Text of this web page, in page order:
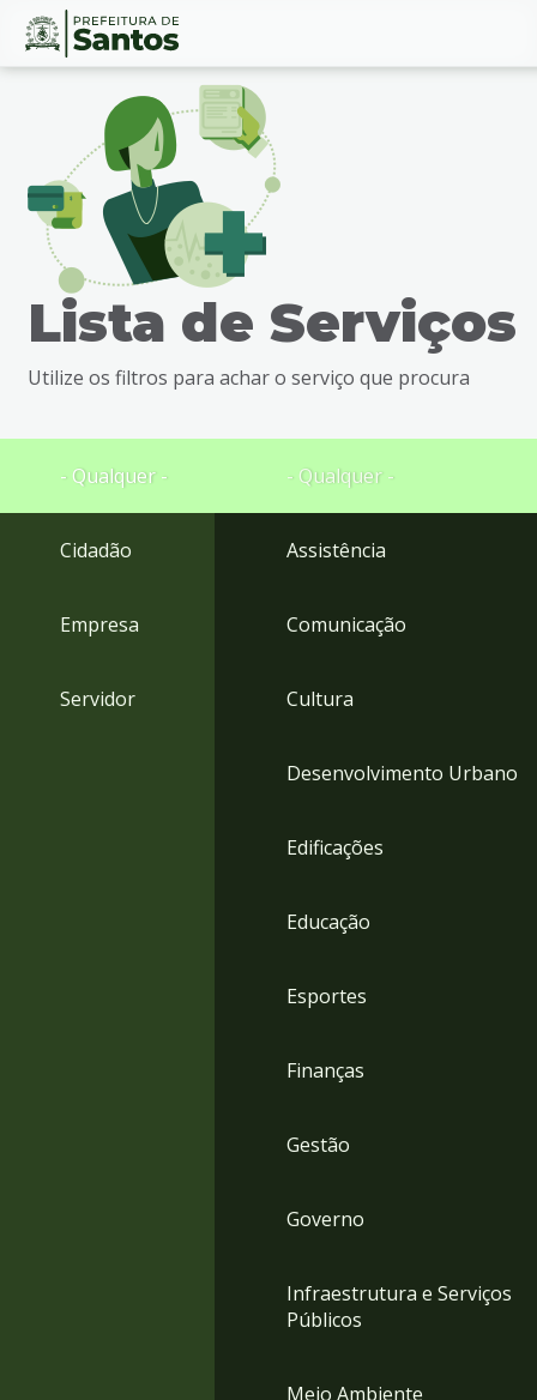
Ir
busca
Ir
rodapé
Conteúdo
Lista de Serviços
Utilize os filtros para achar o serviço que procura
- Qualquer -
Cidadão
Empresa
Servidor
- Qualquer -
Assistência
Comunicação
Cultura
Desenvolvimento Urbano
Edificações
Educação
Esportes
Finanças
Gestão
Governo
Infraestrutura e Serviços
Públicos
Meio Ambiente